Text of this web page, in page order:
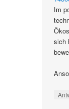
Im
sich